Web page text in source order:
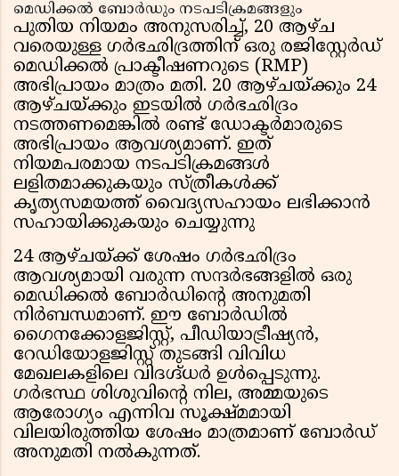
മെഡിക്കൽ ബോർഡും നടപടിക്രമങ്ങളും
പുതിയ നിയമം അനുസരിച്ച്, 20 ആഴ്ച
വരെയുള്ള ഗർഭഛിദ്രത്തിന് ഒരു രജിസ്റ്റേർഡ്
മെഡിക്കൽ പ്രാക്ടീഷണറുടെ (RMP)
അഭിപ്രായം മാത്രം മതി. 20 ആഴ്ചയ്ക്കും 24
ആഴ്ചയ്ക്കും ഇടയിൽ ഗർഭഛിദ്രം
നടത്തണമെങ്കിൽ രണ്ട് ഡോക്ടർമാരുടെ
അഭിപ്രായം ആവശ്യമാണ്. ഇത്
നിയമപരമായ നടപടിക്രമങ്ങൾ
ലളിതമാക്കുകയും സ്ത്രീകൾക്ക്
കൃത്യസമയത്ത് വൈദ്യസഹായം ലഭിക്കാൻ
സഹായിക്കുകയും ചെയ്യുന്നു
24 ആഴ്ചയ്ക്ക് ശേഷം ഗർഭഛിദ്രം
ആവശ്യമായി വരുന്ന സന്ദർഭങ്ങളിൽ ഒരു
മെഡിക്കൽ ബോർഡിന്റെ അനുമതി
നിർബന്ധമാണ്. ഈ ബോർഡിൽ
ഗൈനക്കോളജിസ്റ്റ്, പീഡിയാട്രീഷ്യൻ,
റേഡിയോളജിസ്റ്റ് തുടങ്ങി വിവിധ
മേഖലകളിലെ വിദഗ്ദ്ധർ ഉൾപ്പെടുന്നു.
ഗർഭസ്ഥ ശിശുവിന്റെ നില, അമ്മയുടെ
ആരോഗ്യം എന്നിവ സൂക്ഷ്മമായി
വിലയിരുത്തിയ ശേഷം മാത്രമാണ് ബോർഡ്
അനുമതി നൽകുന്നത്.